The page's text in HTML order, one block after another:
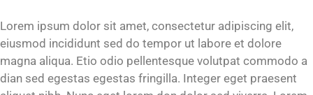
Lorem ipsum dolor sit amet, consectetur adipiscing elit,
eiusmod incididunt sed do tempor ut labore et dolore
magna aliqua. Etio odio pellentesque volutpat commodo a
dian sed egestas egestas fringilla. Integer eget praesent